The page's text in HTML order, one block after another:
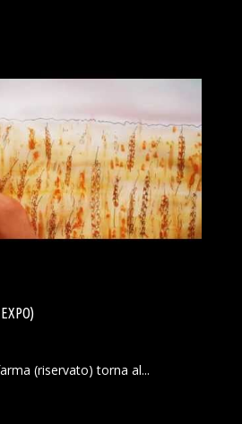
(riservato) torna al...